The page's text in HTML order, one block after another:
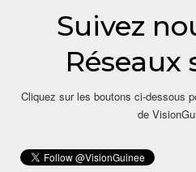
Save my name, email, and website
Suivez
Réseaux
Cliquez sur les boutons ci-dessous
de